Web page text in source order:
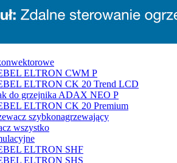
ELTRON CWM P
ELTRON CK 20 Trend LCD
do grzejnika ADAX NEO P
ELTRON CK 20 Premium
szybkonagrzewający
wszystko
ELTRON SHF
ELTRON SHS